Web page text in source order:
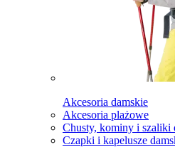
Akcesoria damskie
Akcesoria plażowe
Chusty, kominy i szaliki
Czapki i kapelusze